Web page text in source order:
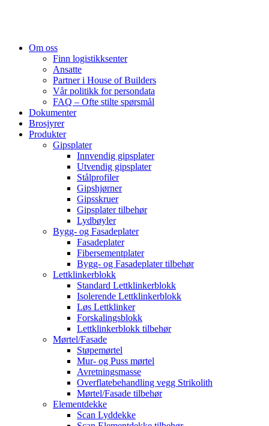
Om oss
Finn logistikksenter
Ansatte
Partner i House of Builders
Vår politikk for persondata
FAQ – Ofte stilte spørsmål
Dokumenter
Brosjyrer
Produkter
Gipsplater
Innvendig gipsplater
Utvendig gipsplater
Stålprofiler
Gipshjørner
Gipsskruer
Gipsplater tilbehør
Lydbøyler
Bygg- og Fasadeplater
Fasadeplater
Fibersementplater
Bygg- og Fasadeplater tilbehør
Lettklinkerblokk
Standard Lettklinkerblokk
Isolerende Lettklinkerblokk
Løs Lettklinker
Forskalingsblokk
Lettklinkerblokk tilbehør
Mørtel/Fasade
Støpemørtel
Mur- og Puss mørtel
Avretningsmasse
Overflatebehandling vegg Strikolith
Mørtel/Fasade tilbehør
Elementdekke
Scan Lyddekke